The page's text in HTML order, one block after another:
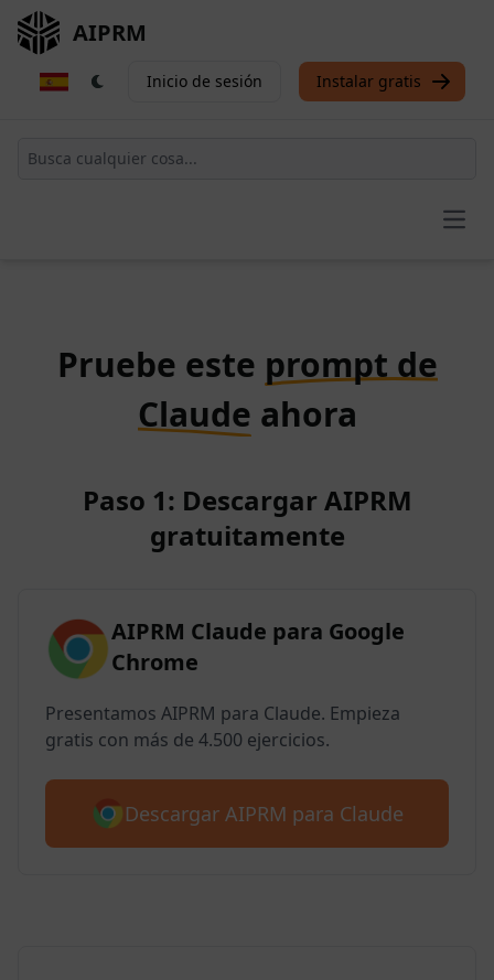
AIPRM
Inicio de sesión Instalar gratis
Pruebe este prompt de
Claude ahora
Paso 1: Descargar AIPRM
gratuitamente
AIPRM Claude para Google
Chrome
Presentamos AIPRM para Claude. Empieza
gratis con más de 4.500 ejercicios.
Descargar AIPRM para Claude